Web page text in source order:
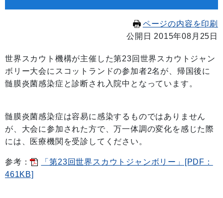
ページの内容を印刷
公開日 2015年08月25日
世界スカウト機構が主催した第23回世界スカウトジャン
ボリー大会にスコットランドの参加者2名が、帰国後に
髄膜炎菌感染症と診断され入院中となっています。
髄膜炎菌感染症は容易に感染するものではありません
が、大会に参加された方で、万一体調の変化を感じた際
には、医療機関を受診してください。
参考：
「第23回世界スカウトジャンボリー」[PDF：
461KB]